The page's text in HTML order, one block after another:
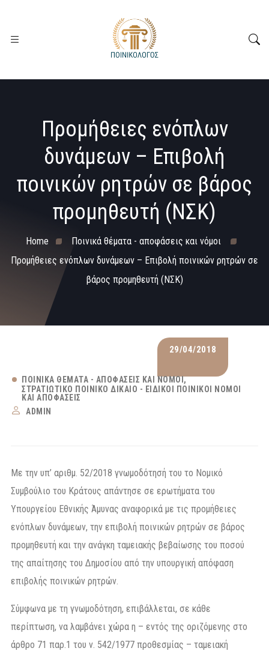
Προμήθειες ενόπλων
δυνάμεων – Επιβολή
ποινικών ρητρών σε βάρος
προμηθευτή (ΝΣΚ)
Home
Ποινικά θέματα - αποφάσεις και νόμοι
Προμήθειες ενόπλων δυνάμεων – Επιβολή ποινικών ρητρών σε
βάρος προμηθευτή (ΝΣΚ)
29/04/2018
ΠΟΙΝΙΚΆ ΘΈΜΑΤΑ - ΑΠΟΦΆΣΕΙΣ ΚΑΙ ΝΌΜΟΙ
ΣΤΡΑΤΙΩΤΙΚΌ ΠΟΙΝΙΚΌ ΔΊΚΑΙΟ - ΕΙΔΙΚΟΊ ΠΟΙΝΙΚΟΊ ΝΌΜΟΙ
ΚΑΙ ΑΠΟΦΆΣΕΙΣ
ADMIN
Με την υπ’ αριθμ. 52/2018 γνωμοδότησή του το Νομικό
Συμβούλιο του Κράτους απάντησε σε ερωτήματα του
Υπουργείου Εθνικής Άμυνας αναφορικά με τις προμήθειες
ενόπλων δυνάμεων, την επιβολή ποινικών ρητρών σε βάρος
προμηθευτή και την ανάγκη ταμειακής βεβαίωσης του ποσού
της απαίτησης του Δημοσίου από την υπουργική απόφαση
επιβολής ποινικών ρητρών.
Σύμφωνα με τη γνωμοδότηση, επιβάλλεται, σε κάθε
περίπτωση, να λαμβάνει χώρα η – εντός της οριζόμενης στο
άρθρο 71 παρ.1 του ν. 542/1977 προθεσμίας – ταμειακή